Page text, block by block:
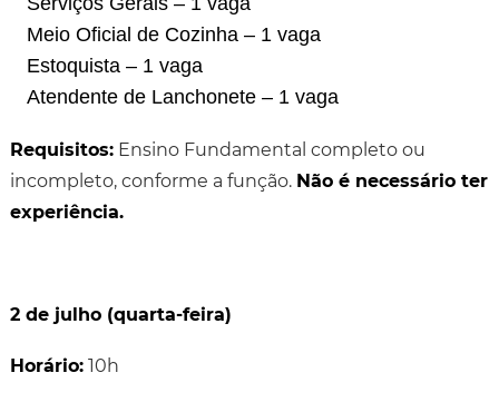
Meio Oficial de Cozinha – 1 vaga
Estoquista – 1 vaga
Atendente de Lanchonete – 1 vaga
Requisitos:Ensino Fundamental completo ou
incompleto, conforme a função. Não é necessário ter
experiência.
2 de julho (quarta-feira)
Horário:10h